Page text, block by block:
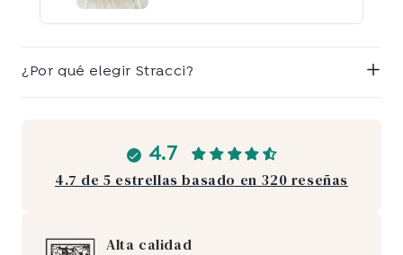
¿Por qué elegir Stracci?
4.7
4.7 de 5 estrellas basado en 320 reseñas
Alta calidad